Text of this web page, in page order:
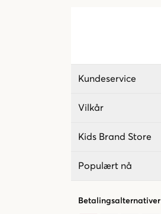
Kundeservice
Vilkår
Kids Brand Store
Populært nå
Betalingsalternativer